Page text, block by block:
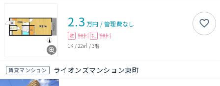
2.3 万円 /管理費なし
敷 無料 礼 無料
1K / 22㎡ /3階
賃貸マンション ライオンズマンション東町